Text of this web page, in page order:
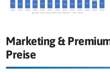
Marketing &
Preise